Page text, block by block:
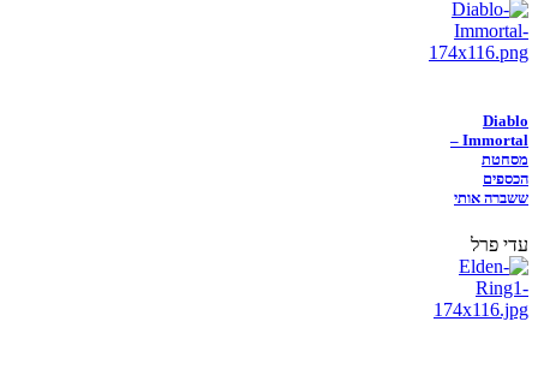
Diablo
Immortal –
מסחטת
הכספים
ששברה אותי
עדי פרל